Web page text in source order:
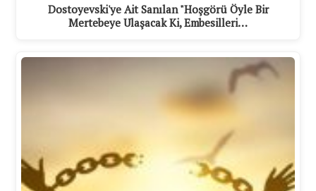
Dostoyevski'ye Ait Sanılan "Hoşgörü Öyle Bir
Mertebeye Ulaşacak Ki, Embesilleri…